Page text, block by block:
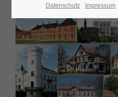
Datenschutz Impressum